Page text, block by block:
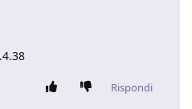
Rispondi